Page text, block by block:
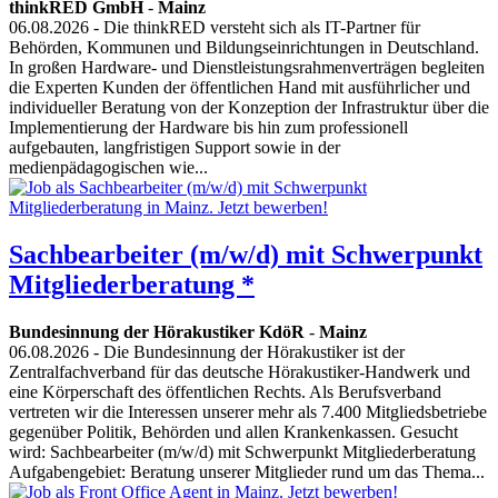
thinkRED GmbH- Mainz
06.08.2026 - Die thinkRED versteht sich als IT-Partner für
Behörden, Kommunen und Bildungseinrichtungen in Deutschland.
In großen Hardware- und Dienstleistungsrahmenverträgen begleiten
die Experten Kunden der öffentlichen Hand mit ausführlicher und
individueller Beratung von der Konzeption der Infrastruktur über die
Implementierung der Hardware bis hin zum professionell
aufgebauten, langfristigen Support sowie in der
medienpädagogischen wie...
Sachbearbeiter (m/w/d) mit Schwerpunkt
Mitgliederberatung *
Bundesinnung der Hörakustiker KdöR - Mainz
06.08.2026 - Die Bundesinnung der Hörakustiker ist der
Zentralfachverband für das deutsche Hörakustiker-Handwerk und
eine Körperschaft des öffentlichen Rechts. Als Berufsverband
vertreten wir die Interessen unserer mehr als 7.400 Mitgliedsbetriebe
gegenüber Politik, Behörden und allen Krankenkassen. Gesucht
wird: Sachbearbeiter (m/w/d) mit Schwerpunkt Mitgliederberatung
Aufgabengebiet: Beratung unserer Mitglieder rund um das Thema...